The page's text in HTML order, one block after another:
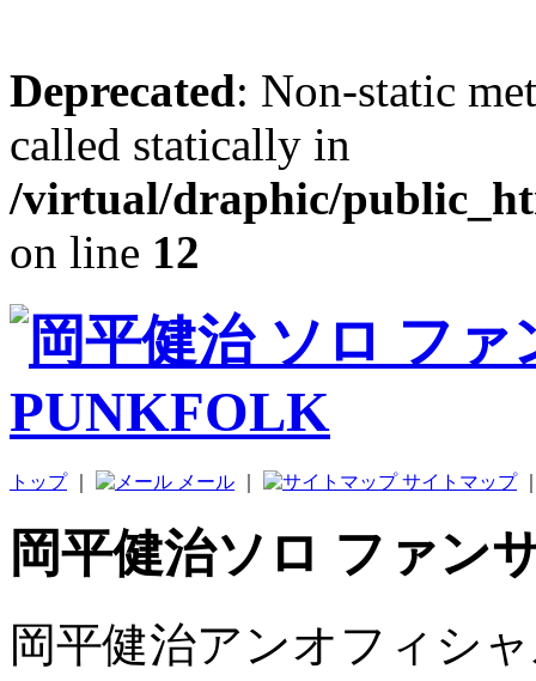
Deprecated: Non-static
called statically in
/virtual/draphic/
on line 12
トップ｜ メール サイトマップ
岡平健治ソロ ファン
岡平健治アンオフィシ